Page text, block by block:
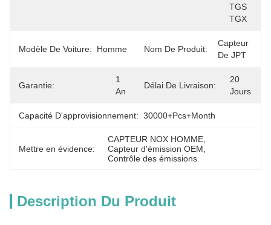
TGS
TGX
Modèle De Voiture: Homme Nom De Produit:
Capteur
De JPT
Garantie:
1
An
Délai De Livraison:
20
Jours
Capacité D'approvisionnement: 30000+Pcs+Month
Mettre en évidence:
CAPTEUR NOX HOMME
Capteur d'émission OEM
Contrôle des émissions
Description Du Produit